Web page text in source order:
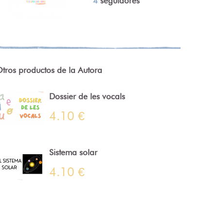
productos de la Autora
Dossier de les vocals
4.10 €
Sistema solar
4.10 €